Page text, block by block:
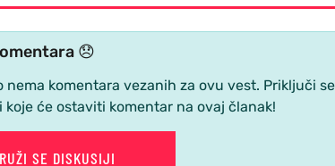
😞
nema komentara vezanih za ovu vest. Priključi
koje će ostaviti komentar na ovaj članak!
SE DISKUSIJI